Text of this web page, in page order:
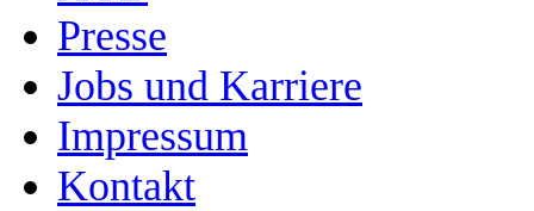
Presse
Jobs und Karriere
Impressum
Kontakt